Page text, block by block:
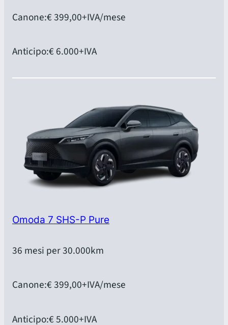
Canone:€ 399,00+IVA/mese
Anticipo:€ 6.000+IVA
Omoda 7 SHS-P Pure
36 mesi per 30.000km
Canone:€ 399,00+IVA/mese
Anticipo:€ 5.000+IVA